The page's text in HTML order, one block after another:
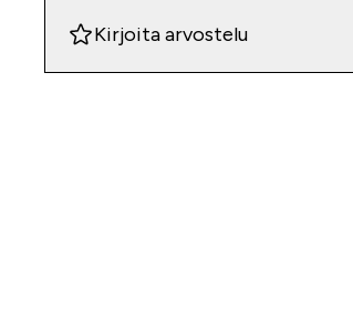
Kirjoita arvostelu